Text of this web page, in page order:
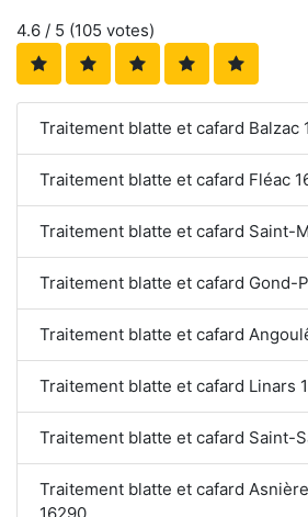
4.6 / 5 (105 votes)
Traitement blatte et cafard Balzac
Traitement blatte et cafard Fléac
Traitement blatte et cafard Saint-
Traitement blatte et cafard Gond-
Traitement blatte et cafard
Traitement blatte et cafard Linars
Traitement blatte et cafard Saint-
Traitement blatte et cafard
16290